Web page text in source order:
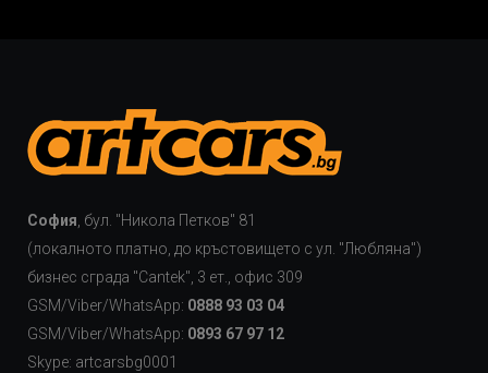
София , бул. "Никола Петков" 81
(локалното платно, до кръстовището с ул. "Любляна")
бизнес сграда "Cаntek", 3 ет., офис 309
GSM/Viber/WhatsApp: 0888 93 03 04
GSM/Viber/WhatsApp: 0893 67 97 12
Skype: artcarsbg0001